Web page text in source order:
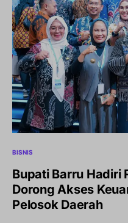
BISNIS
Bupati Barru Hadiri
Dorong Akses
Pelosok Daerah